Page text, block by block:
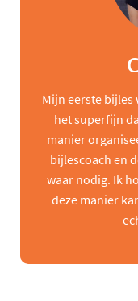
Mijn eerste bijles
het superfijn
manier
bijlescoach en
waar nodig. Ik
deze manier